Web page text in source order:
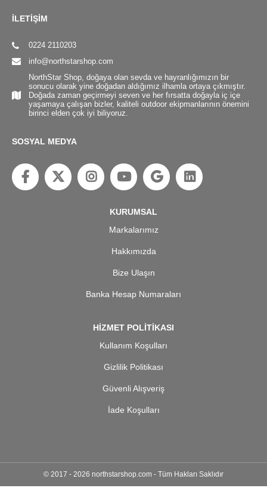
İLETİŞİM
0224 2110203
info@northstarshop.com
NorthStar Shop, doğaya olan sevda ve hayranlığımızın bir
sonucu olarak yine doğadan aldığımız ilhamla ortaya çıkmıştır.
Doğada zaman geçirmeyi seven ve her fırsatta doğayla iç içe
yaşamaya çalışan bizler, kaliteli outdoor ekipmanlarının önemini
birinci elden çok iyi biliyoruz.
SOSYAL MEDYA
KURUMSAL
Markalarımız
Hakkımızda
Bize Ulaşın
Banka Hesap Numaraları
HİZMET POLİTİKASI
Kullanım Koşulları
Gizlilik Politikası
Güvenli Alışveriş
İade Koşulları
© 2017 - 2026 northstarshop.com - Tüm Hakları Saklıdır